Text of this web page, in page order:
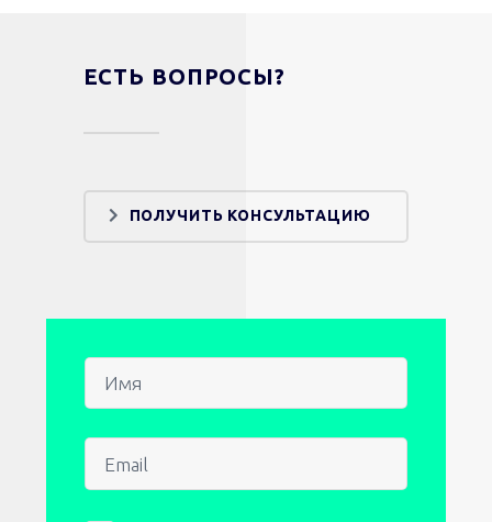
ЕСТЬ ВОПРОСЫ?
ПОЛУЧИТЬ КОНСУЛЬТАЦИЮ